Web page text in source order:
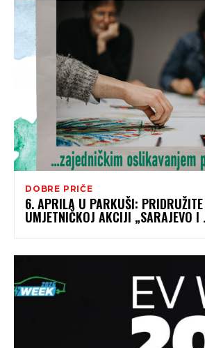
DOBRE PRIČE
6. APRILA U PARKUŠI: PRIDRUŽITE
UMJETNIČKOJ AKCIJI „SARAJEVO I